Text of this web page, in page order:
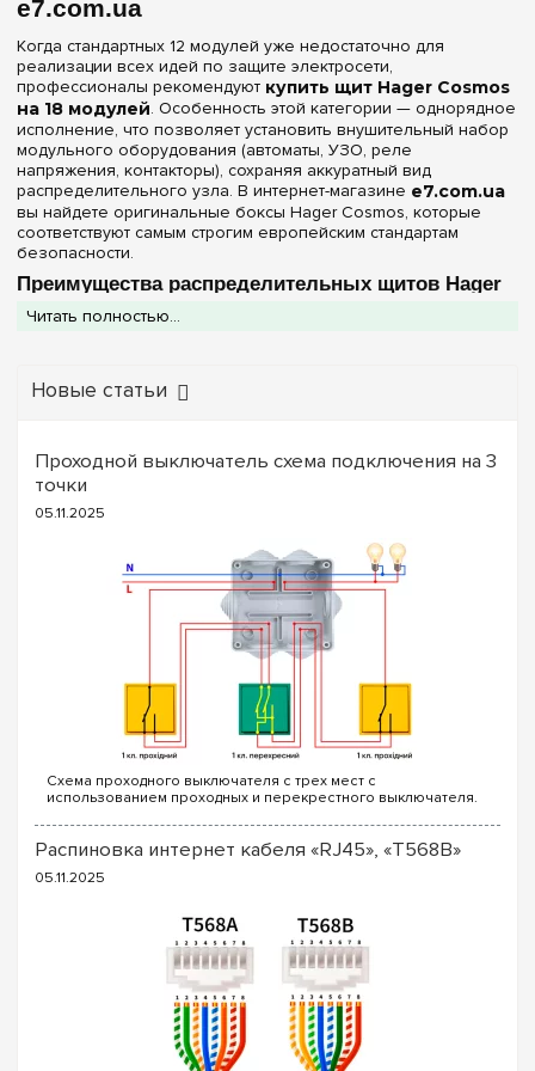
e7.com.ua
Когда стандартных 12 модулей уже недостаточно для
реализации всех идей по защите электросети,
профессионалы рекомендуют купить щит Hager Cosmos
на 18 модулей. Особенность этой категории — однорядное
исполнение, что позволяет установить внушительный набор
модульного оборудования (автоматы, УЗО, реле
напряжения, контакторы), сохраняя аккуратный вид
распределительного узла. В интернет-магазине e7.com.ua
вы найдете оригинальные боксы Hager Cosmos, которые
соответствуют самым строгим европейским стандартам
безопасности.
Преимущества распределительных щитов Hager
Cosmos на 18 модулей
Готовность к работе:
Эргономичный дизайн:Несмотря на увеличенную
ширину, щит выглядит лаконично. Белый глянцевый пластик
корпуса идеально вписывается в современные интерьеры.
Варианты дверок:
бюджетные версии
без дверцы для скрытых зон
Надежность конструкции:Ударопрочный пластик и
качественные петли дверцы гарантируют долговечность
эксплуатации даже при частом использовании.
Технические характеристики Hager
Cosmos (18 модулей)
Количество модулей
18 (1 ряд)
Материал корпуса
Пластик (не распространяет горение)
DIN-рейка, клеммы PE+N
Степень защиты
Читать полностью...
Новые статьи
Проходной выключатель схема подключения на 3
точки
05.11.2025
Схема проходного выключателя с трех мест с
использованием проходных и перекрестного выключателя.
точек потребуются следующие выключатели: ...
Распиновка интернет кабеля «RJ45», «T568B»
05.11.2025